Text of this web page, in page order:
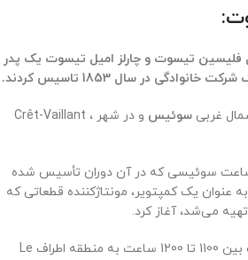
فلیسین تیسوت و چارلز امیل تیسوت یک پدر
در سال 1853 تاسیس کردند.
غربی سوئیس
و در شهر Crêt-Vaillant ،
ساعت سوئیسی که در آن دوران تأسیس شده
عنوان یک کمپتویر، مونتاژکننده قطعاتی که
می‌شد، آغاز کرد.
در همان سال اول، این شرکت بین 1100 تا 1200 ساعت به منطقه اطراف Le